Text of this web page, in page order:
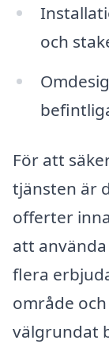
och
För att
tjänsten är
offerter
att
flera
område
välgrundat